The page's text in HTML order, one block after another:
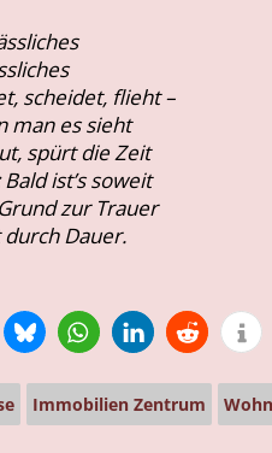
scheidet, flieht –
man es sieht
spürt die Zeit
ist’s soweit
zur Trauer
Dauer.
Immobilien Zentrum